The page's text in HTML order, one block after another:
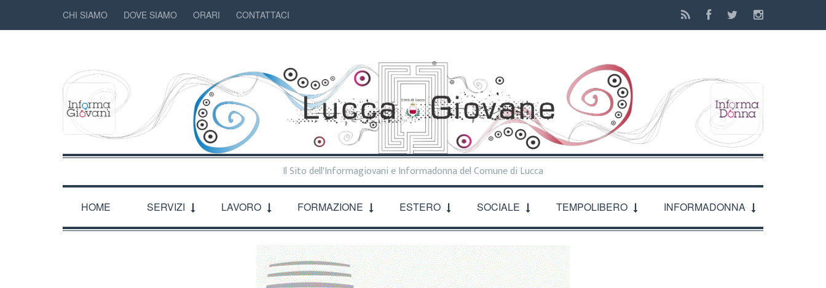
CHI SIAMO DOVE SIAMO ORARI CONTATTACI
Il Sito dell'Informagiovani e Informadonna del Comune di Lucca
HOME SERVIZI LAVORO FORMAZIONE ESTERO SOCIALE TEMPOLIBERO INFORMADONNA